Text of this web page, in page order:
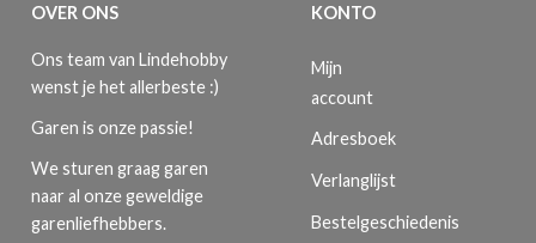
OVER ONS
Ons team van Lindehobby
wenst je het allerbeste :)
Garen is onze passie!
We sturen graag garen
naar al onze geweldige
garenliefhebbers.
KONTO
Mijn
account
Adresboek
Verlanglijst
Bestelgeschiedenis